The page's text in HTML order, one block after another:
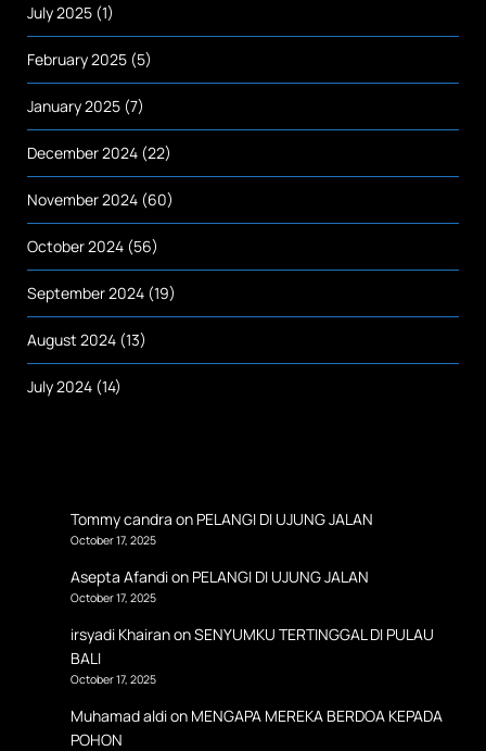
July 2025 (1)
February 2025 (5)
January 2025 (7)
December 2024 (22)
November 2024 (60)
October 2024 (56)
September 2024 (19)
August 2024 (13)
July 2024 (14)
Tommy candra on PELANGI DI UJUNG JALAN
October 17, 2025
Asepta Afandion PELANGI DI UJUNG JALAN
October 17, 2025
irsyadi KhairanonSENYUMKU TERTINGGAL DI PULAU
BALI
October 17, 2025
Muhamad aldion MENGAPA MEREKA BERDOA KEPADA
POHON